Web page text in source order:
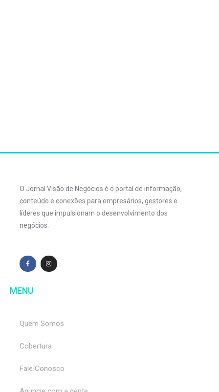
O Jornal Visão de Negócios é o portal de informação,
conteúdo e conexões para empresários, gestores e
líderes que impulsionam o desenvolvimento dos
negócios.
MENU
Quem Somos
Cobertura
Fale Conosco